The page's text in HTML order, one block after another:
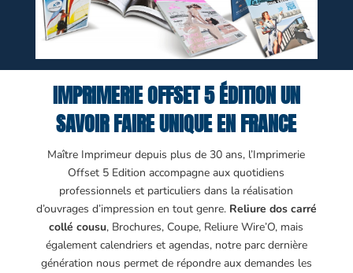
IMPRIMERIE OFFSET 5 ÉDITION UN
SAVOIR FAIRE UNIQUE EN FRANCE
Maître Imprimeur depuis plus de 30 ans, l’Imprimerie
Offset 5 Edition accompagne aux quotidiens
professionnels et particuliers dans la réalisation
d’ouvrages d’impression en tout genre. Reliure dos carré
collé cousu, Brochures, Coupe, Reliure Wire’O, mais
également calendriers et agendas, notre parc dernière
génération nous permet de répondre aux demandes les